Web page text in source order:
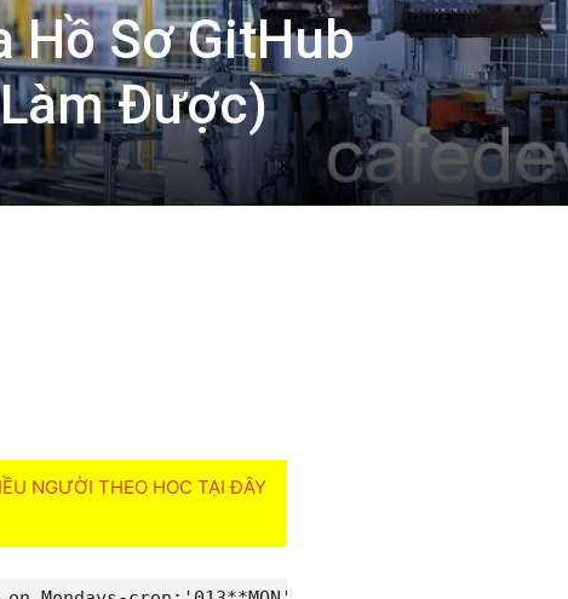
Hồ Sơ GitHub
Được)
NGƯỜI THEO HOC TẠI ĐÂY